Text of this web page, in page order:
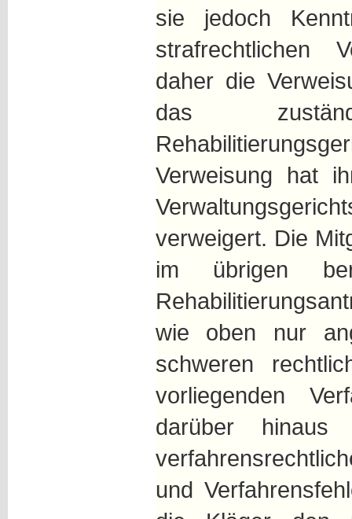
sie jedoch
strafrechtlichen
daher die
das
Verweisung hat
verweigert. Die
im übrigen
wie oben nur
schweren
vorliegenden
darüber
und